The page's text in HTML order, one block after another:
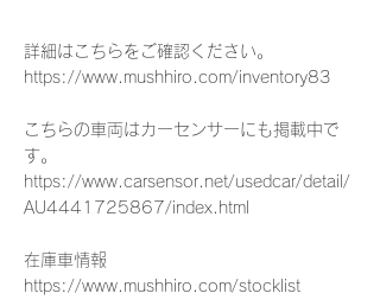
詳細はこちらをご確認ください。
https://www.mushhiro.com/inventory83
こちらの車両はカーセンサーにも掲載中で
す。
https://www.carsensor.net/usedcar/detail/
AU4441725867/index.html
在庫車情報
https://www.mushhiro.com/stocklist